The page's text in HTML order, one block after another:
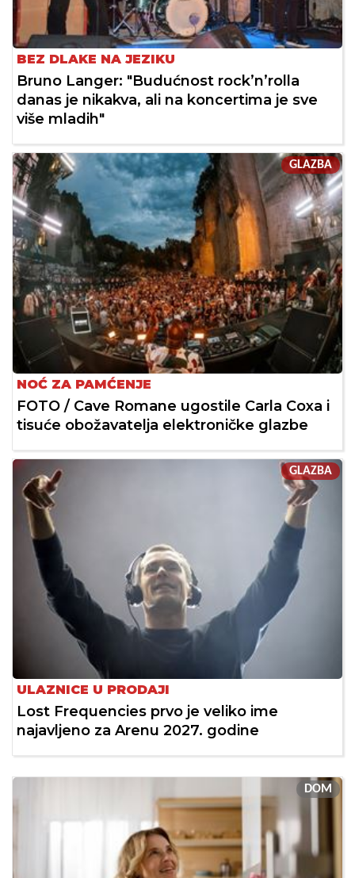
BEZ DLAKE NA JEZIKU
Bruno Langer: "Budućnost rock’n’rolla
danas je nikakva, ali na koncertima je sve
više mladih"
GLAZBA
NOĆ ZA PAMĆENJE
FOTO / Cave Romane ugostile Carla Coxa i
tisuće obožavatelja elektroničke glazbe
GLAZBA
ULAZNICE U PRODAJI
Lost Frequencies prvo je veliko ime
najavljeno za Arenu 2027. godine
DOM